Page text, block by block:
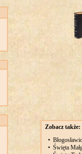
Zobacz także:
•
• Święta